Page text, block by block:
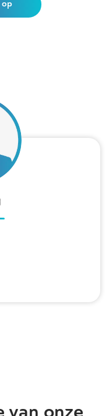
op